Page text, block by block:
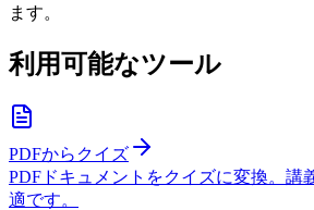
ます。
利用可能なツール
PDFからクイズ
PDFドキュメントをクイズに変換。講
適です。